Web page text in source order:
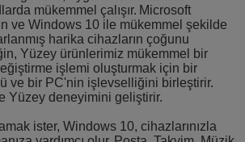
mükemmel çalışır. Microsoft
ve Windows 10 ile mükemmel şekilde
harika cihazların çoğunu
Yüzey ürünlerimiz mükemmel bir
işlemi oluşturmak için bir
ve bir PC'nin işlevselliğini birleştirir.
Yüzey deneyimini geliştirir.
ister, Windows 10, cihazlarınızla